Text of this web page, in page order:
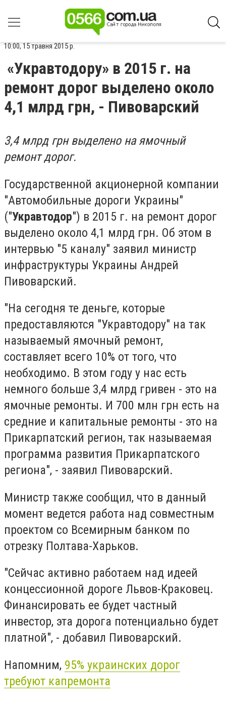
10:00, 15 травня 2015 р.
«Укравтодору» в 2015 г. на
ремонт дорог выделено около
4,1 млрд грн, - Пивоварский
3,4 млрд грн выделено на ямочный
ремонт дорог.
Государственной акционерной компании
"Автомобильные дороги Украины"
("Укравтодор") в 2015 г. на ремонт дорог
выделено около 4,1 млрд грн. Об этом в
интервью "5 каналу" заявил министр
инфраструктуры Украины Андрей
Пивоварский.
"На сегодня те деньге, которые
предоставляются "Укравтодору" на так
называемый ямочный ремонт,
составляет всего 10% от того, что
необходимо. В этом году у нас есть
немного больше 3,4 млрд гривен - это на
ямочные ремонты. И 700 млн грн есть на
средние и капитальные ремонты - это на
Прикарпатский регион, так называемая
программа развития Прикарпатского
региона", - заявил Пивоварский.
Министр также сообщил, что в данный
момент ведется работа над совместным
проектом со Всемирным банком по
отрезку Полтава-Харьков.
"Сейчас активно работаем над идеей
концессионной дороге Львов-Краковец.
Финансировать ее будет частный
инвестор, эта дорога потенциально будет
платной", - добавил Пивоварский.
Напомним, 95% украинских дорог
требуют капремонта